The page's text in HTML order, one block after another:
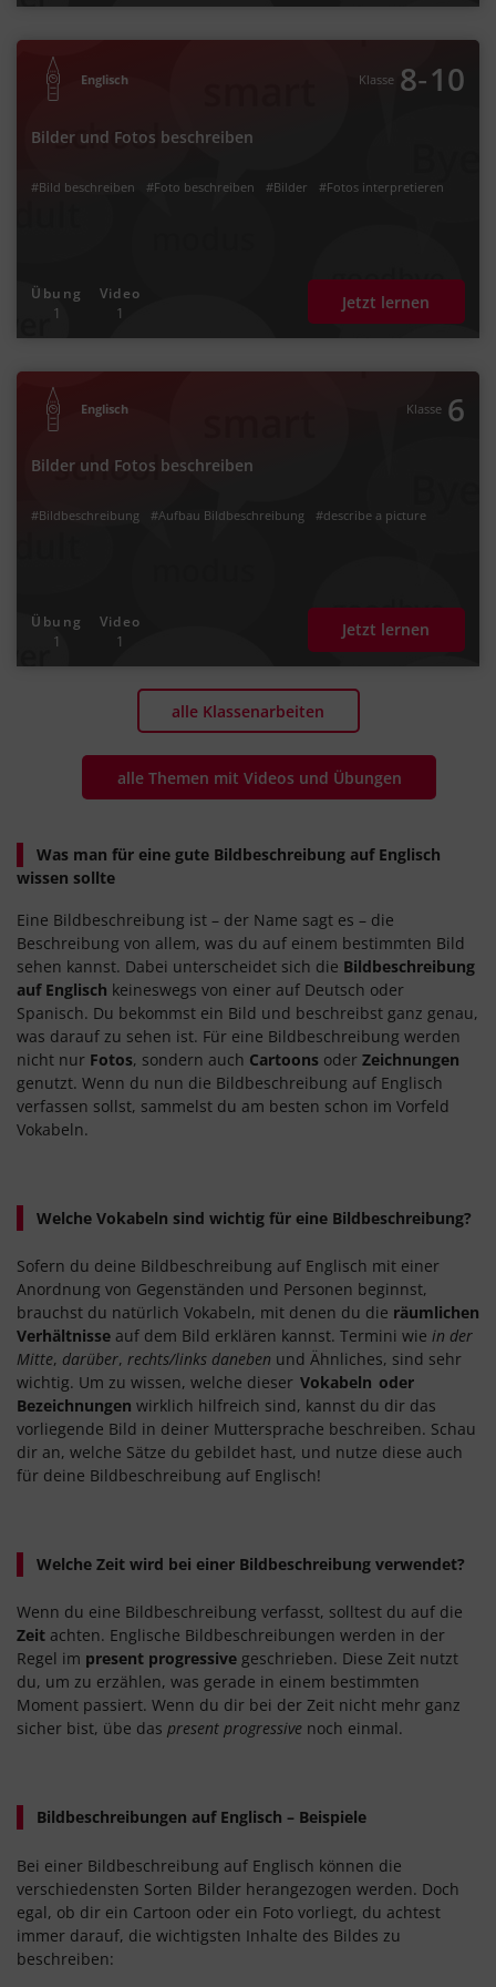
Englisch Klasse 8‐10
Bilder und Fotos beschreiben
#Bild beschreiben #Foto beschreiben #Bilder #Fotos interpretieren
Übung
1
Video
1
Jetzt lernen
Englisch Klasse 6
Bilder und Fotos beschreiben
#Bildbeschreibung #Aufbau Bildbeschreibung #describe a picture
Übung
1
Video
1
Jetzt lernen
alle Klassenarbeiten
alle Themen mit Videos und Übungen
Was man für eine gute Bildbeschreibung auf Englisch
wissen sollte
Eine Bildbeschreibung ist – der Name sagt es – die
Beschreibung von allem, was du auf einem bestimmten Bild
sehen kannst. Dabei unterscheidet sich die Bildbeschreibung
auf Englisch keineswegs von einer auf Deutsch oder
Spanisch. Du bekommst ein Bild und beschreibst ganz genau,
was darauf zu sehen ist. Für eine Bildbeschreibung werden
nicht nur Fotos, sondern auch Cartoons oder Zeichnungen
genutzt. Wenn du nun die Bildbeschreibung auf Englisch
verfassen sollst, sammelst du am besten schon im Vorfeld
Vokabeln.
Welche Vokabeln sind wichtig für eine Bildbeschreibung?
Sofern du deine Bildbeschreibung auf Englisch mit einer
Anordnung von Gegenständen und Personen beginnst,
brauchst du natürlich Vokabeln, mit denen du die räumlichen
Verhältnisse auf dem Bild erklären kannst. Termini wie in der
Mitte, darüber, rechts/links daneben und Ähnliches, sind sehr
wichtig. Um zu wissen, welche dieser Vokabeln oder
Bezeichnungen wirklich hilfreich sind, kannst du dir das
vorliegende Bild in deiner Muttersprache beschreiben. Schau
dir an, welche Sätze du gebildet hast, und nutze diese auch
für deine Bildbeschreibung auf Englisch!
Welche Zeit wird bei einer Bildbeschreibung verwendet?
Wenn du eine Bildbeschreibung verfasst, solltest du auf die
Zeit achten. Englische Bildbeschreibungen werden in der
Regel im present progressive geschrieben. Diese Zeit nutzt
du, um zu erzählen, was gerade in einem bestimmten
Moment passiert. Wenn du dir bei der Zeit nicht mehr ganz
sicher bist, übe das present progressive noch einmal.
Bildbeschreibungen auf Englisch – Beispiele
Bei einer Bildbeschreibung auf Englisch können die
verschiedensten Sorten Bilder herangezogen werden. Doch
egal, ob dir ein Cartoon oder ein Foto vorliegt, du achtest
immer darauf, die wichtigsten Inhalte des Bildes zu
beschreiben: